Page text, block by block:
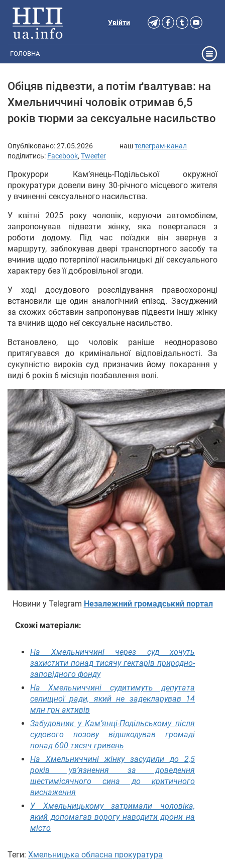
Увійти
ГОЛОВНА
Обіцяв підвезти, а потім ґвалтував: на
Хмельниччині чоловік отримав 6,5
років тюрми за сексуальне насильство
Опубліковано:27.05.2026 наштелеграм-канал
поділитись: Facebook, Tweeter
Прокурори Кам’янець-Подільської окружної
прокуратури довели вину 30-річного місцевого жителя
у вчиненні сексуального насильства.
У квітні 2025 року чоловік, керуючи автомобілем,
запропонував підвезти жінку, яка поверталася з
роботи додому. Під час поїздки він звернув з
маршруту, заблокував двері транспортного засобу та
вчинив щодо потерпілої насильницькі дії сексуального
характеру без її добровільної згоди.
У ході досудового розслідування правоохоронці
встановили ще один аналогічний епізод. Засуджений
за схожих обставин запропонував підвезти іншу жінку
та вчинив щодо неї сексуальне насильство.
Встановлено, що чоловік раніше неодноразово
притягувався до кримінальної відповідальності. За
сукупністю вироків суд призначив йому покарання у
виді 6 років 6 місяців позбавлення волі.
Новини у Telegram Незалежний громадський портал
Схожі матеріали:
На Хмельниччині через суд хочуть
захистити понад тисячу гектарів природно-
заповідного фонду
На Хмельниччині судитимуть депутата
селищної ради, який не задекларував 14
млн грн активів
Забудовник у Кам’янці-Подільському після
судового позову відшкодував громаді
понад 600 тисяч гривень
На Хмельниччині жінку засудили до 2,5
років ув’язнення за доведення
шестимісячного сина до критичного
виснаження
У Хмельницькому затримали чоловіка,
який допомагав ворогу наводити дрони на
місто
Теги: Хмельницька обласна прокуратура